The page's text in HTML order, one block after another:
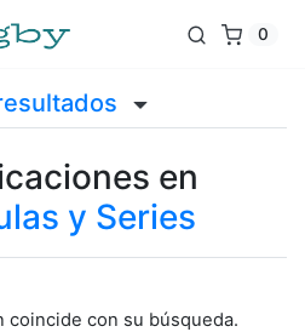
0
en
y Series
coincide con su búsqueda.